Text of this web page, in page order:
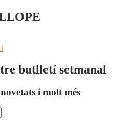
butlletí setmanal
i molt més